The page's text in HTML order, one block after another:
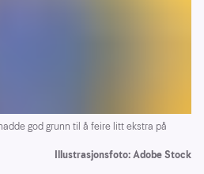
god grunn til å feire litt ekstra på
Illustrasjonsfoto: Adobe Stock